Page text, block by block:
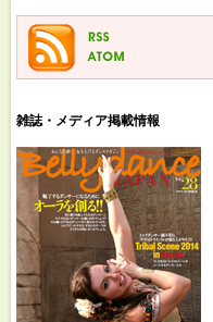
雑誌・メディア掲載情報